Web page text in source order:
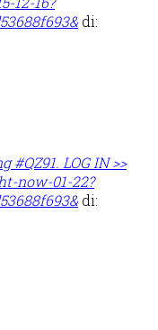
di:
#QZ91. LOG IN >>
now-01-22?
di: